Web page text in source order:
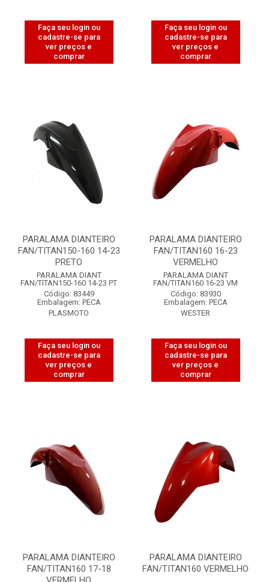
Faça seu login ou
cadastre-se para
ver preços e
comprar
Faça seu login ou
cadastre-se para
ver preços e
comprar
PARALAMA DIANTEIRO
FAN/TITAN150-160 14-23
PRETO
PARALAMA DIANT
FAN/TITAN150-160 14-23 PT
Código: 83449
Embalagem: PECA
PLASMOTO
Faça seu login ou
cadastre-se para
ver preços e
comprar
PARALAMA DIANTEIRO
FAN/TITAN160 16-23
VERMELHO
PARALAMA DIANT
FAN/TITAN160 16-23 VM
Código: 83930
Embalagem: PECA
WESTER
Faça seu login ou
cadastre-se para
ver preços e
comprar
PARALAMA DIANTEIRO
FAN/TITAN160 17-18
PARALAMA DIANTEIRO
FAN/TITAN160 VERMELHO